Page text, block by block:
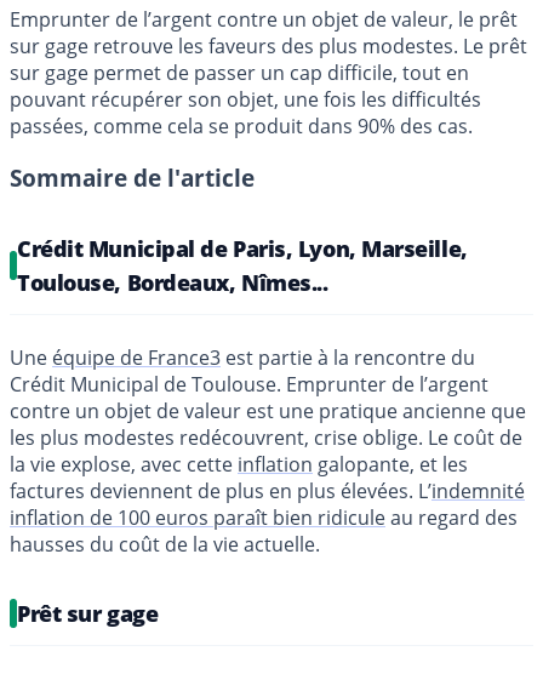
Emprunter de l’argent contre un objet de valeur, le prêt
sur gage retrouve les faveurs des plus modestes. Le prêt
sur gage permet de passer un cap difficile, tout en
pouvant récupérer son objet, une fois les difficultés
passées, comme cela se produit dans 90% des cas.
Sommaire de l'article
Crédit Municipal de Paris, Lyon, Marseille,
Toulouse, Bordeaux, Nîmes...
Une équipe de France3 est partie à la rencontre du
Crédit Municipal de Toulouse. Emprunter de l’argent
contre un objet de valeur est une pratique ancienne que
les plus modestes redécouvrent, crise oblige. Le coût de
la vie explose, avec cette inflation galopante, et les
factures deviennent de plus en plus élevées. L’indemnité
inflation de 100 euros paraît bien ridiculeau regard des
hausses du coût de la vie actuelle.
Prêt sur gage